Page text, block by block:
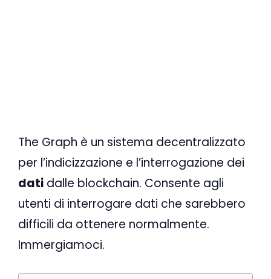
The Graph è un sistema decentralizzato
per l’indicizzazione e l’interrogazione dei
dati dalle blockchain. Consente agli
utenti di interrogare dati che sarebbero
difficili da ottenere normalmente.
Immergiamoci.